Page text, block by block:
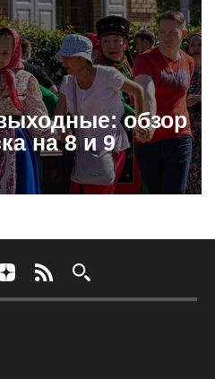
обзор
на 8 и 9